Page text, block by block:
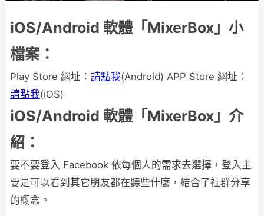
iOS/Android 軟體「MixerBox」小
檔案：
Play Store 網址： 請點我(Android) APP Store 網址：
請點我(iOS)
iOS/Android 軟體「MixerBox」介
紹：
要不要登入 Facebook 依每個人的需求去選擇，登入主
要是可以看到其它朋友都在聽些什麼，結合了社群分享
的概念。